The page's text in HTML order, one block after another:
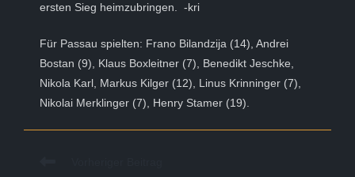
ersten Sieg heimzubringen. -kri
Für Passau spielten: Frano Bilandzija (14), Andrei
Bostan (9), Klaus Boxleitner (7), Benedikt Jeschke,
Nikola Karl, Markus Kilger (12), Linus Krinninger (7),
Nikolai Merklinger (7), Henry Stamer (19).